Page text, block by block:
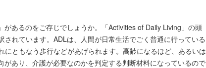
あるのをご存じでしょうか。「Activities of Daily Living」の頭
れています。ADLは、人間が日常生活でごく普通に行っている
ともなう歩行などがあげられます。高齢になるほど、あるいは
あり、介護が必要なのかを判定する判断材料になっているので